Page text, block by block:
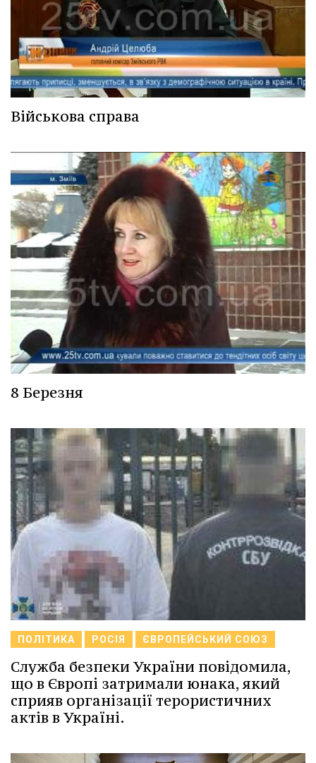
Військова справа
8 Березня
ПОЛІТИКА РОСІЯ ЄВРОПЕЙСЬКИЙ СОЮЗ
Служба безпеки України повідомила,
що в Європі затримали юнака, який
сприяв організації терористичних
актів в Україні.